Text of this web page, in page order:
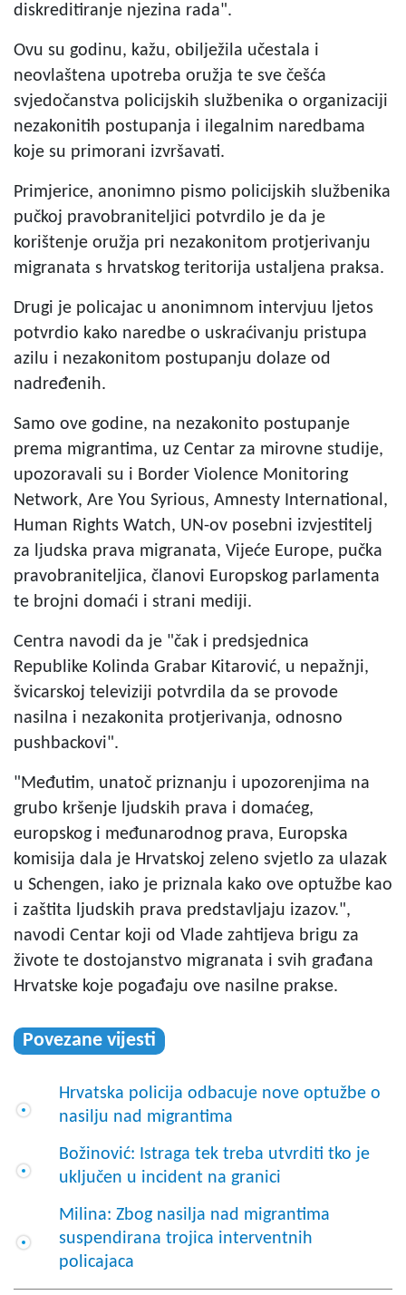
diskreditiranje njezina rada".
Ovu su godinu, kažu, obilježila učestala i
neovlaštena upotreba oružja te sve češća
svjedočanstva policijskih službenika o organizaciji
nezakonitih postupanja i ilegalnim naredbama
koje su primorani izvršavati.
Primjerice, anonimno pismo policijskih službenika
pučkoj pravobraniteljici potvrdilo je da je
korištenje oružja pri nezakonitom protjerivanju
migranata s hrvatskog teritorija ustaljena praksa.
Drugi je policajac u anonimnom intervjuu ljetos
potvrdio kako naredbe o uskraćivanju pristupa
azilu i nezakonitom postupanju dolaze od
nadređenih.
Samo ove godine, na nezakonito postupanje
prema migrantima, uz Centar za mirovne studije,
upozoravali su i Border Violence Monitoring
Network, Are You Syrious, Amnesty International,
Human Rights Watch, UN-ov posebni izvjestitelj
za ljudska prava migranata, Vijeće Europe, pučka
pravobraniteljica, članovi Europskog parlamenta
te brojni domaći i strani mediji.
Centra navodi da je "čak i predsjednica
Republike Kolinda Grabar Kitarović, u nepažnji,
švicarskoj televiziji potvrdila da se provode
nasilna i nezakonita protjerivanja, odnosno
pushbackovi".
"Međutim, unatoč priznanju i upozorenjima na
grubo kršenje ljudskih prava i domaćeg,
europskog i međunarodnog prava, Europska
komisija dala je Hrvatskoj zeleno svjetlo za ulazak
u Schengen, iako je priznala kako ove optužbe kao
i zaštita ljudskih prava predstavljaju izazov.",
navodi Centar koji od Vlade zahtijeva brigu za
živote te dostojanstvo migranata i svih građana
Hrvatske koje pogađaju ove nasilne prakse.
Povezane vijesti
Hrvatska policija odbacuje nove optužbe o
nasilju nad migrantima
Božinović: Istraga tek treba utvrditi tko je
uključen u incident na granici
Milina: Zbog nasilja nad migrantima
suspendirana trojica interventnih
policajaca